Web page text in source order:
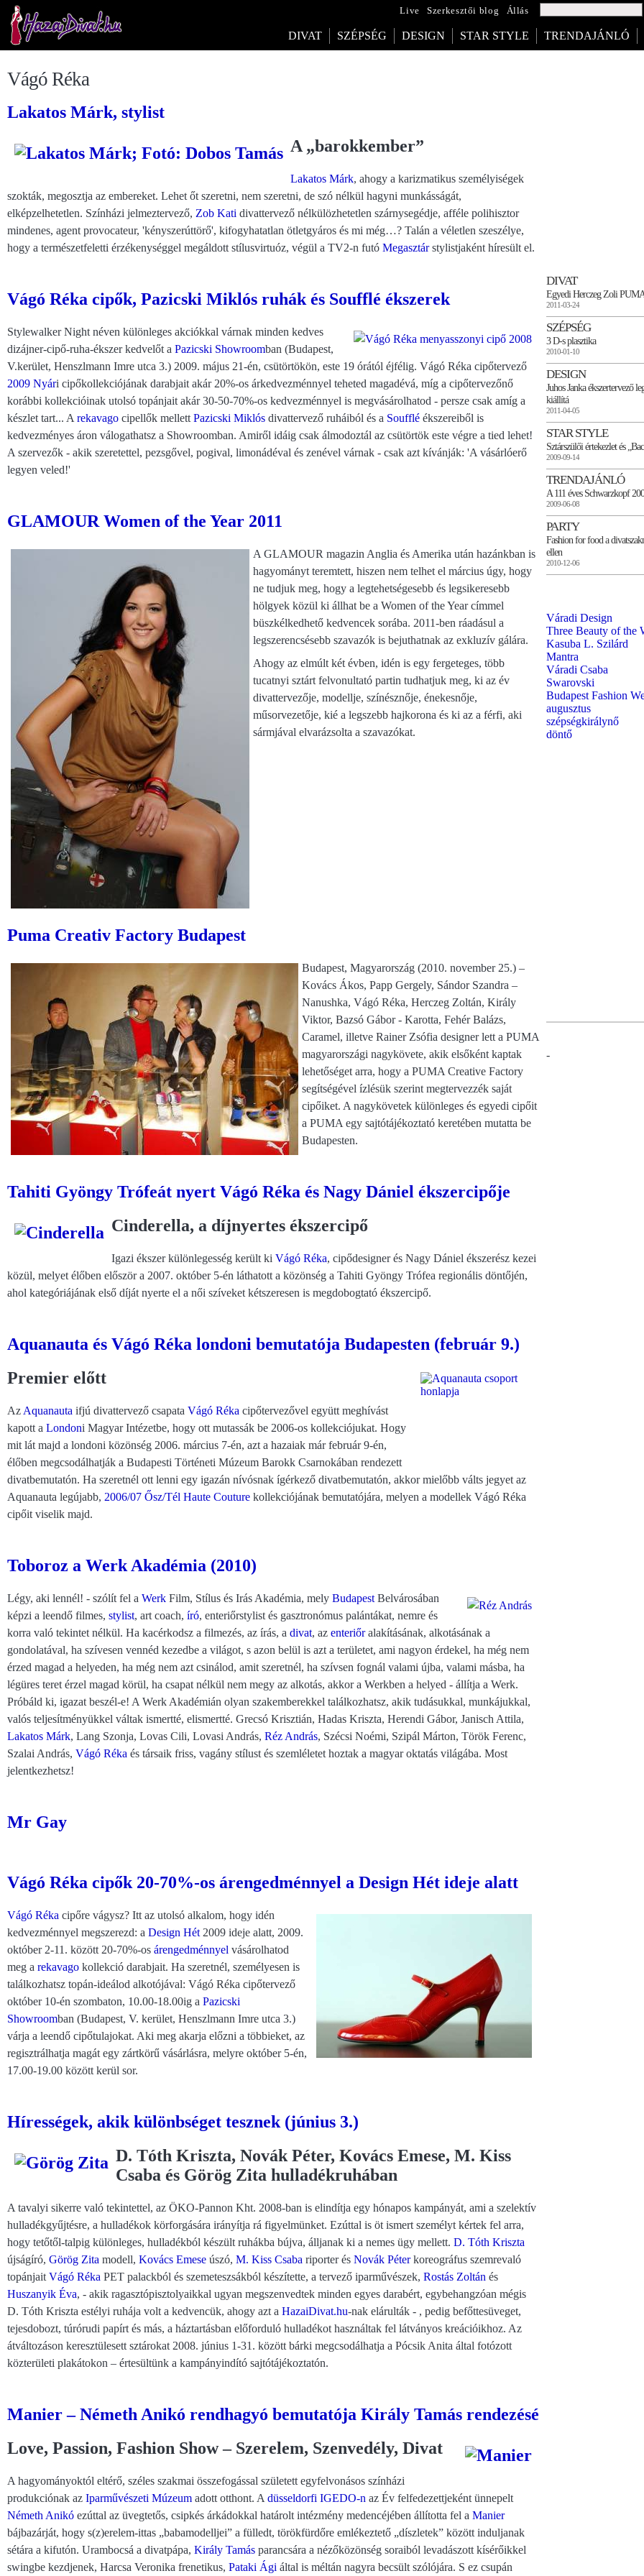
Live Szerkesztői blog Állás
DIVAT SZÉPSÉG DESIGN STAR STYLE TRENDAJÁNLÓ
Vágó Réka
Lakatos Márk, stylist
A „barokkember”
Lakatos Márk, ahogy a karizmatikus személyiségek
szokták, megosztja az embereket. Lehet őt szeretni, nem szeretni, de szó nélkül hagyni munkásságát,
elképzelhetetlen. Színházi jelmeztervező, Zob Kati divattervező nélkülözhetetlen szárnysegédje, afféle polihisztor
mindenes, agent provocateur, 'kényszerúttörő', kifogyhatatlan ötletgyáros és mi még…? Talán a véletlen szeszélye,
hogy a természetfeletti érzékenységgel megáldott stílusvirtuóz, végül a TV2-n futó Megasztárstylistjaként híresült el.
Vágó Réka cipők, Pazicski Miklós ruhák és Soufflé ékszerek
Stylewalker Night néven különleges akciókkal várnak minden kedves
dizájner-cipő-ruha-ékszer kedvelőt a Pazicski Showroomban (Budapest,
V.kerület, Henszlmann Imre utca 3.) 2009. május 21-én, csütörtökön, este 19 órától éjfélig. Vágó Réka cipőtervező
2009 Nyári cipőkollekciójának darabjait akár 20%-os árkedvezménnyel teheted magadévá, míg a cipőtervezőnő
korábbi kollekcióinak utolsó topánjait akár 30-50-70%-os kedvezménnyel is megvásárolhatod - persze csak amíg a
készlet tart... A rekavago cipellők mellett Pazicski Miklós divattervező ruháiból és a Soufflé ékszereiből is
kedvezményes áron válogathatsz a Showroomban. Amiről idáig csak álmodoztál az csütörtök este végre a tied lehet!
A szervezők - akik szeretettel, pezsgővel, pogival, limonádéval és zenével várnak - csak azt kívánják: 'A vásárlóerő
legyen veled!'
GLAMOUR Women of the Year 2011
A GLAMOUR magazin Anglia és Amerika után hazánkban is
hagyományt teremtett, hiszen nem telhet el március úgy, hogy
ne tudjuk meg, hogy a legtehetségesebb és legsikeresebb
hölgyek közül ki állhat be a Women of the Year címmel
büszkélkedhető kedvencek sorába. 2011-ben ráadásul a
legszerencsésebb szavazók is bejuthatnak az exkluzív gálára.
Ahogy az elmúlt két évben, idén is egy fergeteges, több
tucatnyi sztárt felvonultató partin tudhatjuk meg, ki az év
divattervezője, modellje, színésznője, énekesnője,
műsorvezetője, kié a legszebb hajkorona és ki az a férfi, aki
sármjával elvarázsolta a szavazókat.
Puma Creativ Factory Budapest
Budapest, Magyarország (2010. november 25.) –
Kovács Ákos, Papp Gergely, Sándor Szandra –
Nanushka, Vágó Réka, Herczeg Zoltán, Király
Viktor, Bazsó Gábor - Karotta, Fehér Balázs,
Caramel, illetve Rainer Zsófia designer lett a PUMA
magyarországi nagykövete, akik elsőként kaptak
lehetőséget arra, hogy a PUMA Creative Factory
segítségével ízlésük szerint megtervezzék saját
cipőiket. A nagykövetek különleges és egyedi cipőit
a PUMA egy sajtótájékoztató keretében mutatta be
Budapesten.
Tahiti Gyöngy Trófeát nyert Vágó Réka és Nagy Dániel ékszercipője
Cinderella, a díjnyertes ékszercipő
Igazi ékszer különlegesség került ki Vágó Réka, cipődesigner és Nagy Dániel ékszerész kezei
közül, melyet élőben először a 2007. október 5-én láthatott a közönség a Tahiti Gyöngy Trófea regionális döntőjén,
ahol kategóriájának első díját nyerte el a női szíveket kétszeresen is megdobogtató ékszercipő.
Aquanauta és Vágó Réka londoni bemutatója Budapesten (február 9.)
Premier előtt
Az Aquanauta ifjú divattervező csapata Vágó Réka cipőtervezővel együtt meghívást
kapott a Londoni Magyar Intézetbe, hogy ott mutassák be 2006-os kollekciójukat. Hogy
mit lát majd a londoni közönség 2006. március 7-én, azt a hazaiak már február 9-én,
élőben megcsodálhatják a Budapesti Történeti Múzeum Barokk Csarnokában rendezett
divatbemutatón. Ha szeretnél ott lenni egy igazán nívósnak ígérkező divatbemutatón, akkor mielőbb válts jegyet az
Aquanauta legújabb, 2006/07 Ősz/Tél Haute Couture kollekciójának bemutatójára, melyen a modellek Vágó Réka
cipőit viselik majd.
Toboroz a Werk Akadémia (2010)
Légy, aki lennél! - szólít fel a Werk Film, Stílus és Irás Akadémia, mely Budapest Belvárosában
képzi a leendő filmes, stylist, art coach, író, enteriőrstylist és gasztronómus palántákat, nemre és
korra való tekintet nélkül. Ha kacérkodsz a filmezés, az írás, a divat, az enteriőralakításának, alkotásának a
gondolatával, ha szívesen vennéd kezedbe a világot, s azon belül is azt a területet, ami nagyon érdekel, ha még nem
érzed magad a helyeden, ha még nem azt csinálod, amit szeretnél, ha szívsen fognál valami újba, valami másba, ha
légüres teret érzel magad körül, ha csapat nélkül nem megy az alkotás, akkor a Werkben a helyed - állítja a Werk.
Próbáld ki, igazat beszél-e! A Werk Akadémián olyan szakemberekkel találkozhatsz, akik tudásukkal, munkájukkal,
valós teljesítményükkel váltak ismertté, elismertté. Grecsó Krisztián, Hadas Kriszta, Herendi Gábor, Janisch Attila,
Lakatos Márk, Lang Szonja, Lovas Cili, Lovasi András, Réz András, Szécsi Noémi, Szipál Márton, Török Ferenc,
Szalai András, Vágó Réka és társaik friss, vagány stílust és szemléletet hoztak a magyar oktatás világába. Most
jelentkezhetsz!
Mr Gay
Vágó Réka cipők 20-70%-os árengedménnyel a Design Hét ideje alatt
Vágó Réka cipőre vágysz? Itt az utolsó alkalom, hogy idén
kedvezménnyel megszerezd: a Design Hét 2009 ideje alatt, 2009.
október 2-11. között 20-70%-os árengedménnyel vásárolhatod
meg a rekavago kollekció darabjait. Ha szeretnél, személyesen is
találkozhatsz topán-ideálod alkotójával: Vágó Réka cipőtervező
október 10-én szombaton, 10.00-18.00ig a Pazicski
Showroomban (Budapest, V. kerület, Henszlmann Imre utca 3.)
várja a leendő cipőtulajokat. Aki meg akarja előzni a többieket, az
regisztrálhatja magát egy zártkörű vásárlásra, melyre október 5-én,
17.00-19.00 között kerül sor.
Hírességek, akik különbséget tesznek (június 3.)
D. Tóth Kriszta, Novák Péter, Kovács Emese, M. Kiss
Csaba és Görög Zita hulladékruhában
A tavalyi sikerre való tekintettel, az ÖKO-Pannon Kht. 2008-ban is elindítja egy hónapos kampányát, ami a szelektív
hulladékgyűjtésre, a hulladékok körforgására irányítja rá figyelmünket. Ezúttal is öt ismert személyt kértek fel arra,
hogy tetőtől-talpig különleges, hulladékból készült ruhákba bújva, álljanak ki a nemes ügy mellett. D. Tóth Kriszta
újságíró, Görög Zita modell, Kovács Emese úszó, M. Kiss Csaba riporter és Novák Péterkoreográfus szemrevaló
topánjait Vágó Réka PET palackból és szemeteszsákból készítette, a tervező iparművészek, Rostás Zoltán és
Huszanyik Éva, - akik ragasztópisztolyaikkal ugyan megszenvedtek minden egyes darabért, egybehangzóan mégis
D. Tóth Kriszta estélyi ruhája volt a kedvencük, ahogy azt a HazaiDivat.hu-nak elárulták - , pedig befőttesüveget,
tejesdobozt, túrórudi papírt és más, a háztartásban előforduló hulladékot használtak fel látványos kreációikhoz. Az
átváltozáson keresztülesett sztárokat 2008. június 1-31. között bárki megcsodálhatja a Pócsik Anita által fotózott
közterületi plakátokon – értesültünk a kampányindító sajtótájékoztatón.
Manier – Németh Anikó rendhagyó bemutatója Király Tamás rendezésé
Love, Passion, Fashion Show – Szerelem, Szenvedély, Divat
A hagyományoktól eltérő, széles szakmai összefogással született egyfelvonásos színházi
produkciónak az Iparművészeti Múzeum adott otthont. A düsseldorfi IGEDO-n az Év felfedezettjeként ünnepelt
Németh Anikó ezúttal az üvegtetős, csipkés árkádokkal határolt intézmény medencéjében állította fel a Manier
bájbazárját, hogy s(z)erelem-ittas „babamodelljei” a fülledt, törökfürdőre emlékeztető „díszletek” között induljanak
sétára a kifutón. Urambocsá a divatpápa, Király Tamás parancsára a nézőközönség soraiból levadászott kísérőikkel
swingbe kezdjenek, Harcsa Veronika frenetikus, Pataki Ági által is méltán nagyra becsült szólójára. S ez csupán
DIVAT
Egyedi Herczeg Zoli
2011-03-24
SZÉPSÉG
3 D-s plasztika
2010-01-10
DESIGN
Juhos Janka ékszertervező
kiállítá
2011-04-05
STAR STYLE
Sztárszülői értekezlet és
2009-09-14
TRENDAJÁNLÓ
A 111 éves Schwarzkopf
2009-06-08
PARTY
Fashion for food a
ellen
2010-12-06
Váradi Design
Three Beauty of the
Kasuba L. Szilárd
Mantra
Váradi Csaba
Swarovski
Budapest Fashion
augusztus
szépségkirálynő
döntő
-